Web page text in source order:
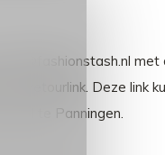
info@fashionstash.nl met
retourlink. Deze link
te Panningen.